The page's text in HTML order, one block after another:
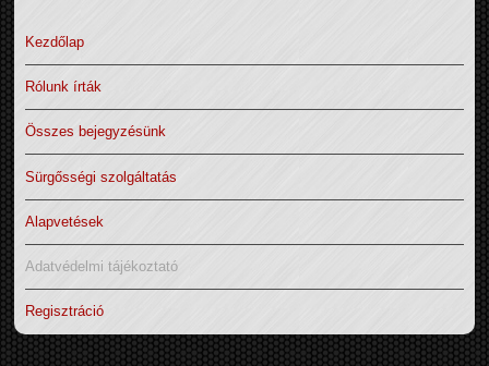
Kezdőlap
Rólunk írták
Összes bejegyzésünk
Sürgősségi szolgáltatás
Alapvetések
Adatvédelmi tájékoztató
Regisztráció